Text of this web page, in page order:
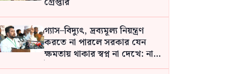
গ্যাস–বিদ্যুৎ, দ্রব্যমূল্য নিয়ন্ত্রণ
করতে না পারলে সরকার যেন
ক্ষমতায় থাকার স্বপ্ন না দেখে: নাহিদ
ইসলাম